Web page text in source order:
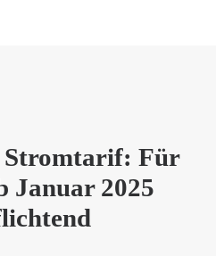
Stromtarif: Für
Januar 2025